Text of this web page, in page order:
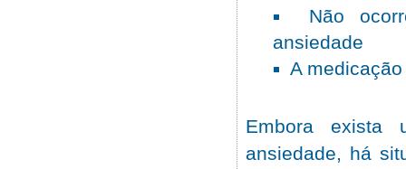
Não
ansiedade
A
Embora exista
ansiedade, há